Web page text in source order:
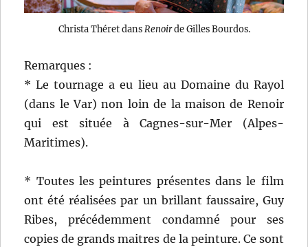
Christa Théret dansRenoirde Gilles Bourdos.
Remarques :
* Le tournage a eu lieu au Domaine du Rayol
(dans le Var) non loin de la maison de Renoir
qui est située à Cagnes-sur-Mer (Alpes-
Maritimes).
* Toutes les peintures présentes dans le film
ont été réalisées par un brillant faussaire, Guy
Ribes, précédemment condamné pour ses
copies de grands maitres de la peinture. Ce sont